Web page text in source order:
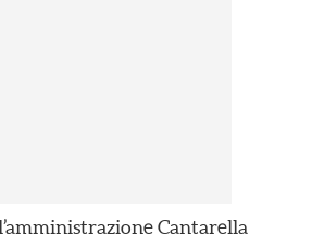
Cantarella